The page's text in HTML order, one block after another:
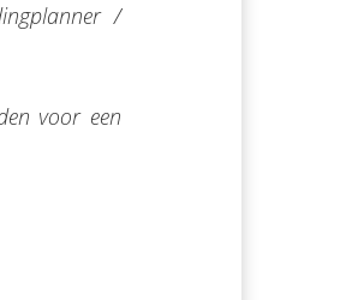
/
voor een